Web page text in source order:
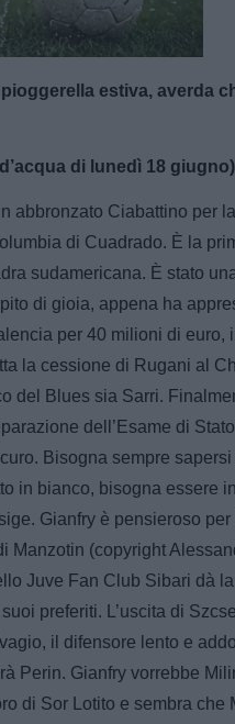
estiva, averda
di lunedì 18 giugno)
abbronzato Ciabattino per
di Cuadrado. È la
sudamericana. È stato
di gioia, appena ha
per 40 milioni di euro,
la cessione di Rugani al
del Blues sia Sarri.
dell’Esame di
Bisogna sempre
in bianco, bisogna essere
Gianfry è pensieroso per
Manzotin (copyright
Juve Fan Club Sibari dà
preferiti. L’uscita di
il difensore lento e
Perin. Gianfry vorrebbe
di Sor Lotito e sembra che